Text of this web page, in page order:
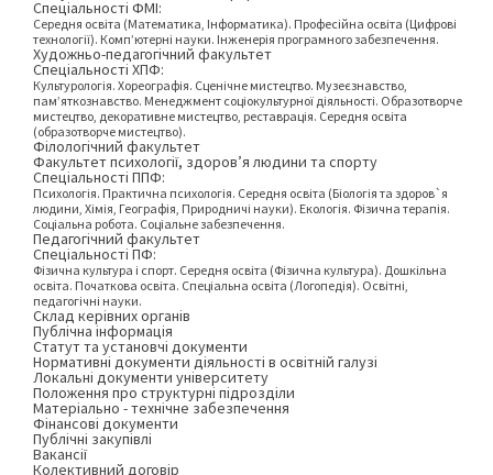
Спеціальності ФМІ:
Середня освіта (Математика, Інформатика). Професійна освіта (Цифрові
технології). Комп’ютерні науки. Інженерія програмного забезпечення.
Художньо-педагогічний факультет
Спеціальності ХПФ:
Культурологія. Хореографія. Сценічне мистецтво. Музеєзнавство,
пам’яткознавство. Менеджмент соціокультурної діяльності. Образотворче
мистецтво, декоративне мистецтво, реставрація. Середня освіта
(образотворче мистецтво).
Філологічний факультет
Факультет психології, здоров’я людини та спорту
Спеціальності ППФ:
Психологія. Практична психологія. Середня освіта (Біологія та здоров`я
людини, Хімія, Географія, Природничі науки). Екологія. Фізична терапія.
Соціальна робота. Соціальне забезпечення.
Педагогічний факультет
Спеціальності ПФ:
Фізична культура і спорт. Середня освіта (Фізична культура). Дошкільна
освіта. Початкова освіта. Спеціальна освіта (Логопедія). Освітні,
педагогічні науки.
Склад керівних органів
Публічна інформація
Статут та установчі документи
Нормативні документи діяльності в освітній галузі
Локальні документи університету
Положення про структурні підрозділи
Матеріально - технічне забезпечення
Фінансові документи
Публічні закупівлі
Вакансії
Колективний договір